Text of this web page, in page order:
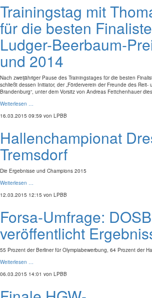
Trainingstag mit
für die besten
Ludger-Beerbaum-
und 2014
Nach zweijähriger Pause des Trainingstages für die besten
schließt dessen Initiator, der „Förderverein der Freunde des Reit-
Brandenburg“, unter dem Vorsitz von Andreas Fettchenhauer
Weiterlesen …
16.03.2015 09:59 von LPBB
Hallenchampionat
Tremsdorf
Die Ergebnisse und Champions 2015
Weiterlesen …
12.03.2015 12:15 von LPBB
Forsa-Umfrage: DOSB
veröffentlicht
55 Prozent der Berliner für Olympiabewerbung, 64 Prozent der
Weiterlesen …
06.03.2015 14:01 von LPBB